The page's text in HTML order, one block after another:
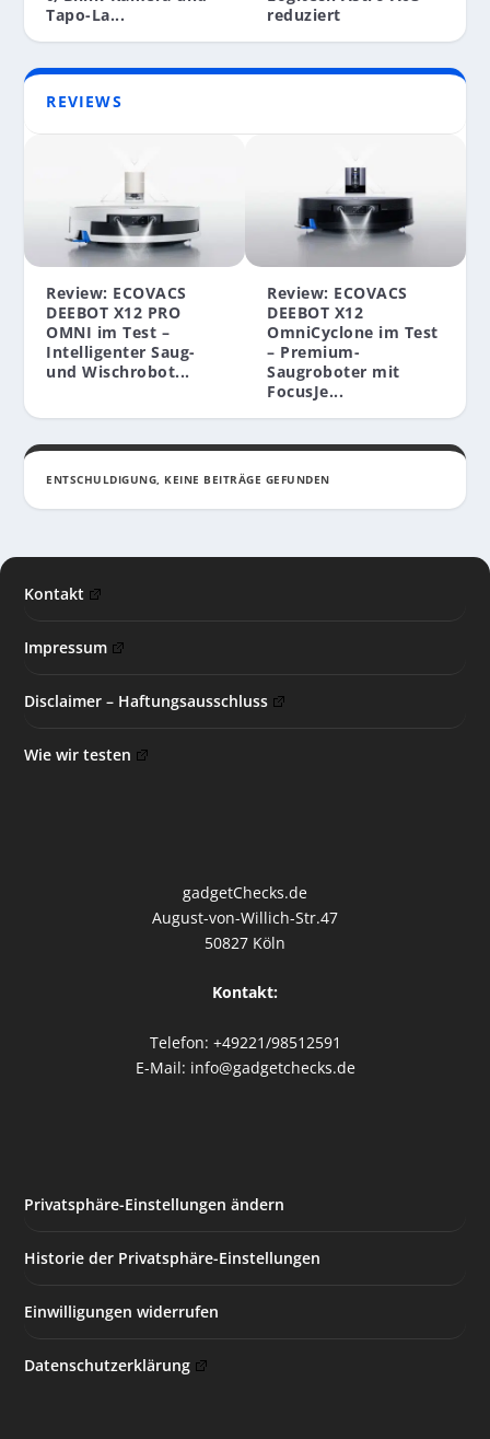
Tapo-La...
reduziert
REVIEWS
Review: ECOVACS
DEEBOT X12 PRO
OMNI im Test –
Intelligenter Saug-
und Wischrobot...
Review: ECOVACS
DEEBOT X12
OmniCyclone im Test
– Premium-
Saugroboter mit
FocusJe...
ENTSCHULDIGUNG, KEINE BEITRÄGE GEFUNDEN
Kontakt
Impressum
Disclaimer – Haftungsausschluss
Wie wir testen
gadgetChecks.de
August-von-Willich-Str.47
50827 Köln
Kontakt:
Telefon: +49221/98512591
E-Mail: info@gadgetchecks.de
Privatsphäre-Einstellungen ändern
Historie der Privatsphäre-Einstellungen
Einwilligungen widerrufen
Datenschutzerklärung